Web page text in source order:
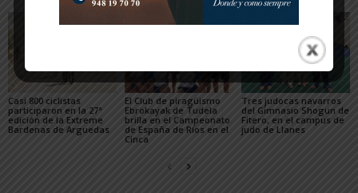
Casi 800 ciclistas
participaron en la 27ª
edición de la Extreme
Bardenas de Arguedas
El Club de piragüismo
Ebrokayak de Tudela
brilla en el Campeonato
de España de Ríos en el
Cinca
Tres judocas navarros
del Gimnasio Shogun de
Fitero, en el campus de
judo de Llanes